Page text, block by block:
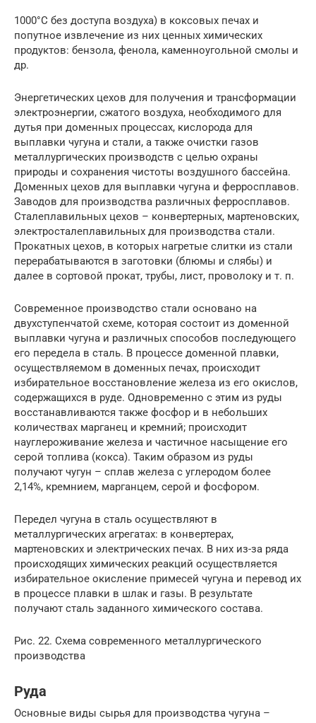
1000°С без доступа воздуха) в коксовых печах и
попутное извлечение из них ценных химических
продуктов: бензола, фенола, каменноугольной смолы и
др.
Энергетических цехов для получения и трансформации
электроэнергии, сжатого воздуха, необходимого для
дутья при доменных процессах, кислорода для
выплавки чугуна и стали, а также очистки газов
металлургических производств с целью охраны
природы и сохранения чистоты воздушного бассейна.
Доменных цехов для выплавки чугуна и ферросплавов.
Заводов для производства различных ферросплавов.
Сталеплавильных цехов – конвертерных, мартеновских,
электросталеплавильных для производства стали.
Прокатных цехов, в которых нагретые слитки из стали
перерабатываются в заготовки (блюмы и слябы) и
далее в сортовой прокат, трубы, лист, проволоку и т. п.
Современное производство стали основано на
двухступенчатой схеме, которая состоит из доменной
выплавки чугуна и различных способов последующего
его передела в сталь. В процессе доменной плавки,
осуществляемом в доменных печах, происходит
избирательное восстановление железа из его окислов,
содержащихся в руде. Одновременно с этим из руды
восстанавливаются также фосфор и в небольших
количествах марганец и кремний; происходит
науглероживание железа и частичное насыщение его
серой топлива (кокса). Таким образом из руды
получают чугун – сплав железа с углеродом более
2,14%, кремнием, марганцем, серой и фосфором.
Передел чугуна в сталь осуществляют в
металлургических агрегатах: в конвертерах,
мартеновских и электрических печах. В них из-за ряда
происходящих химических реакций осуществляется
избирательное окисление примесей чугуна и перевод их
в процессе плавки в шлак и газы. В результате
получают сталь заданного химического состава.
Рис. 22. Схема современного металлургического
производства
Руда
Основные виды сырья для производства чугуна –